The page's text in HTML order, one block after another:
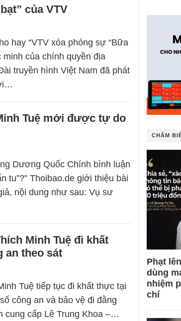
của VTV
hay “VTV xóa phóng sự “Bữa
của chính quyền địa
truyền hình Việt Nam đã phát
Tuệ mới được tự do
Dương Quốc Chính bình luận
tu”?” Thoibao.de giới thiệu bài
nội dung như sau: Vụ sư
Minh Tuệ đi khất
an theo sát
Tuệ tiếp tục đi khất thực tại
công an và bảo vệ đi đằng
cung cấp Lê Trung Khoa –…
CHÂM
Phạt
dùng
nhiệm
chí